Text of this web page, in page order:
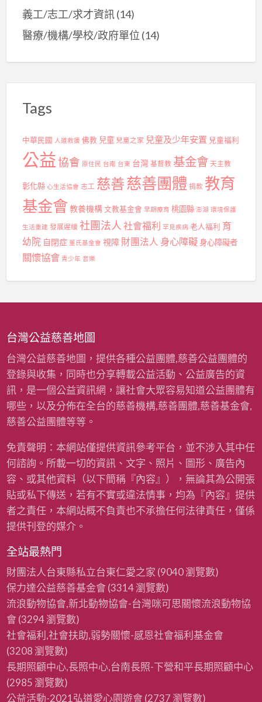
義工/志工/求才資訊(14)
醫療/機構/學校/政府單位 (14)
Tags
中華民國 人道救援 佛教 兒童 兒童之家 兒童及少年安置 兒童福利
公益協會 原住民 台南 台東 台灣 基督教 基金會 天主教
彰化縣 心生活協會 志工 慈善慈善團體 捐款 教育
基金會教養機構 文教基金會 早期療育 桃園縣 澎湖 環境保護
生活重建 發展遲緩 社團法人 社會福利 罕見疾病 老人福利 育
幼院 自閉症 董氏基金會 視障 財團法人 身心障礙 身心障礙者
關懷協會 青少年 音樂
台灣公益慈善地圖
台灣公益慈善地圖，提供各種公益團體,慈善公益團體的
登錄與收集，同時也分享轉載公益活動、公益廣告的資
訊，是一個公益資訊網，讓社會大眾容易知道公益團體有
哪些，以及分佈在全台的慈善機構,慈善團體,慈善基金會,
慈善公益團體等等。
免責聲明：本網站僅提供資訊參考平台，並不涉入其中任
何諮詢。所載一切的資訊、文字、照片、圖形、廣告內
容、或其他資料（以下簡稱『內容』），無論其為公開張
貼或私下傳送，若有不實或違法情事，均為『內容』提供
者之責任，本網站概不負責也不承擔任何法律責任，僅係
提供刊登的媒介。
全站最熱門
財團法人台東縣私立台東仁愛之家 (9040 瀏覽數)
保力達公益慈善基金會 (3314 瀏覽數)
流浪動物協會,新北動物協會-台灣咪可思關懷流浪動物協
會 (3294 瀏覽數)
社會福利,社會扶助,弱勢關懷-感恩社會福利基金會
(3208 瀏覽數)
長期照顧中心,長照中心,台南長照-下營和平長期照顧中心
(2985 瀏覽數)
公益活動-2021弘道愛心園遊會 (2737 瀏覽數)